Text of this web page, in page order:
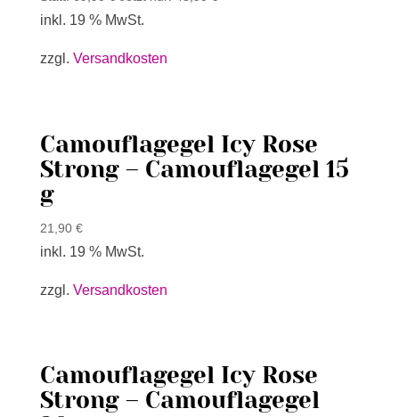
inkl. 19 % MwSt.
zzgl. Versandkosten
Camouflagegel Icy Rose
Strong – Camouflagegel 15
g
21,90 €
inkl. 19 % MwSt.
zzgl. Versandkosten
Camouflagegel Icy Rose
Strong – Camouflagegel